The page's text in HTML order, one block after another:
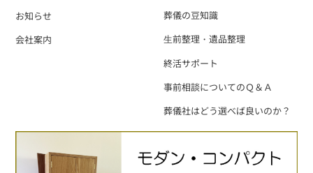
お知らせ
会社案内
葬儀の豆知識
⽣前整理・遺品整理
終活サポート
事前相談についてのＱ＆Ａ
葬儀社はどう選べば良いのか？